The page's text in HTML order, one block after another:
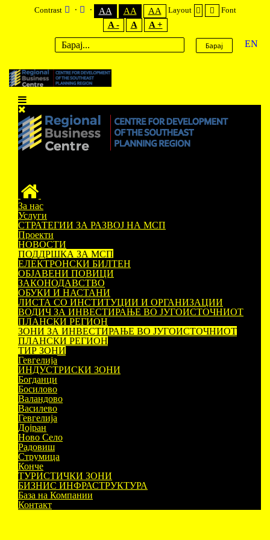
Contrast AA AA AA Layout Font
A - A A +
EN
Барај
За нас
Услуги
СТРАТЕГИИ ЗА РАЗВОЈ НА МСП
Проекти
НОВОСТИ
ПОДДРШКА ЗА МСП
ЕЛЕКТРОНСКИ БИЛТЕН
ОБЈАВЕНИ ПОВИЦИ
ЗАКОНОДАВСТВО
ОБУКИ И НАСТАНИ
ЛИСТА СО ИНСТИТУЦИИ И ОРГАНИЗАЦИИ
ВОДИЧ ЗА ИНВЕСТИРАЊЕ ВО ЈУГОИСТОЧНИОТ
ПЛАНСКИ РЕГИОН
ЗОНИ ЗА ИНВЕСТИРАЊЕ ВО ЈУГОИСТОЧНИОТ
ПЛАНСКИ РЕГИОН
ТИР ЗОНИ
Гевгелија
ИНДУСТРИСКИ ЗОНИ
Богданци
Босилово
Валандово
Василево
Гевгелија
Дојран
Ново Село
Радовиш
Струмица
Конче
ТУРИСТИЧКИ ЗОНИ
БИЗНИС ИНФРАСТРУКТУРА
База на Компании
Контакт